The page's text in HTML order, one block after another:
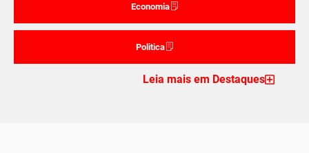
Economia
Politica
Leia mais em Destaques